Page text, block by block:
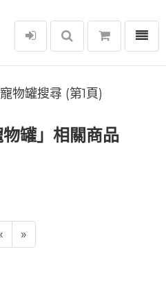
選單
物罐搜尋 (第1頁)
罐」相關商品
»